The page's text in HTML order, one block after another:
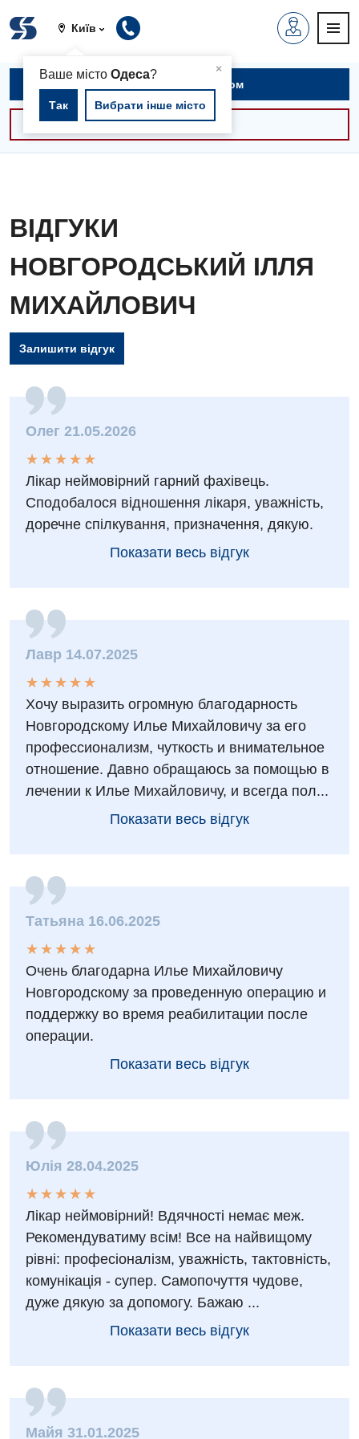
Київ
×
Ваше містоОдеса?
Так Вибрати інше місто
Інтернатура
Енциклопедія
Відео
Діагностичне відділення
Ендоскопічне відділення
Інструментальна діагностика
Рентгенографія
УЗД
Для дорослих
Алергологія, імунологія
Андрологія
Безоплатні послуги
Вакцинація
Гастроентерологія
Гематологія
Кардіологія
Декларування
Національний скринінг здоров’я 40+
Російська
Записатися на прийом
Консультації -30%
ВІДГУКИ
НОВГОРОДСЬКИЙ ІЛЛЯ
МИХАЙЛОВИЧ
Залишити відгук
Олег 21.05.2026
★
★
★
★
★
★ ★ ★ ★ ★
Лікар неймовірний гарний фахівець.
Сподобалося відношення лікаря, уважність,
доречне спілкування, призначення, дякую.
Показати весь відгук
Лавр 14.07.2025
★
★
★
★
★
★ ★ ★ ★ ★
Хочу выразить огромную благодарность
Новгородскому Илье Михайловичу за его
профессионализм, чуткость и внимательное
отношение. Давно обращаюсь за помощью в
лечении к Илье Михайловичу, и всегда пол...
Показати весь відгук
Татьяна 16.06.2025
★
★
★
★
★
★ ★ ★ ★ ★
Очень благодарна Илье Михайловичу
Новгородскому за проведенную операцию и
поддержку во время реабилитации после
операции.
Показати весь відгук
Юлія 28.04.2025
★
★
★
★
★
★ ★ ★ ★ ★
Лікар неймовірний! Вдячності немає меж.
Рекомендуватиму всім! Все на найвищому
рівні: професіоналізм, уважність, тактовність,
комунікація - супер. Самопочуття чудове,
дуже дякую за допомогу. Бажаю ...
Показати весь відгук
Майя 31.01.2025